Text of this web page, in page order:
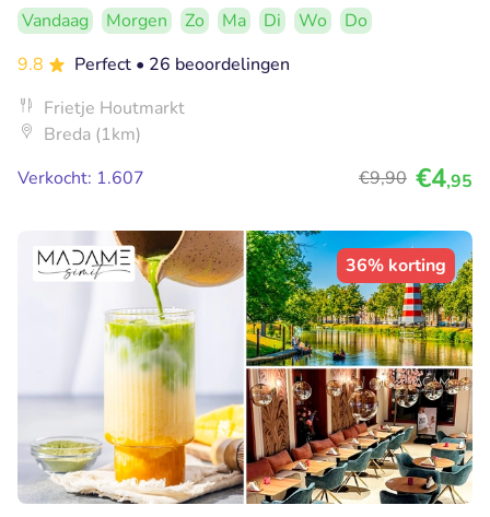
Vandaag Morgen Zo Ma Di Wo
Do
9.8
Perfect • 26 beoordelingen
Frietje Houtmarkt
Breda (1km)
Verkocht: 1.607
€9,90 €4,95
36% korting